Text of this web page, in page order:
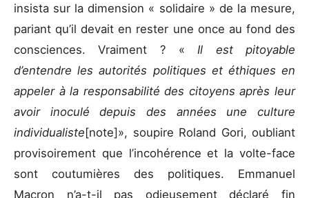
insista sur la dimension « solidaire » de la mesure,
pariant qu’il devait en rester une once au fond des
consciences. Vraiment ? « Il est pitoyable
d’entendre les autorités politiques et éthiques en
appeler à la responsabilité des citoyens après leur
avoir inoculé depuis des années une culture
individualiste[note]», soupire Roland Gori, oubliant
provisoirement que l’incohérence et la volte-face
sont coutumières des politiques. Emmanuel
Macron n’a-t-il pas odieusement déclaré fin